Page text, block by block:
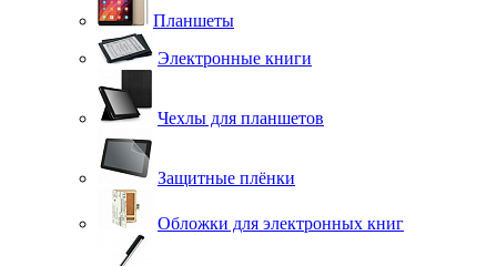
Планшеты
Электронные книги
Чехлы для планшетов
Защитные плёнки
Обложки для электронных книг